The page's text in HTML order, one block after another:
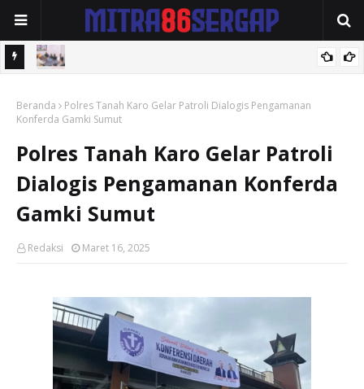
Kapolres Batubara Terima Audiensi Majelis Kedatukan Melayu
Hatta
Beranda
Polres Tanah Karo Gelar Patroli Dialogis Pengamanan
Konferda Gamki Sumut
Polres Tanah Karo Gelar Patroli
Dialogis Pengamanan Konferda
Gamki Sumut
Redaksi Maret 16, 2025